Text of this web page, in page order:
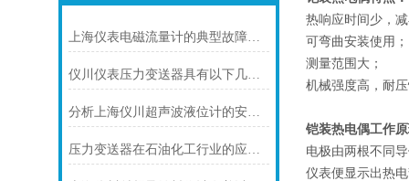
上海仪表电磁流量计的典型故障诊断及处理方法
仪川仪表压力变送器具有以下几大技术特点
分析上海仪川超声波液位计的安装原理
压力变送器在石油化工行业的应用说明
热响应时间少，
可弯曲安装使用；
测量范围大；
机械强度高，耐
铠装热电偶工作
电极由两根不同
仪表便显示出热